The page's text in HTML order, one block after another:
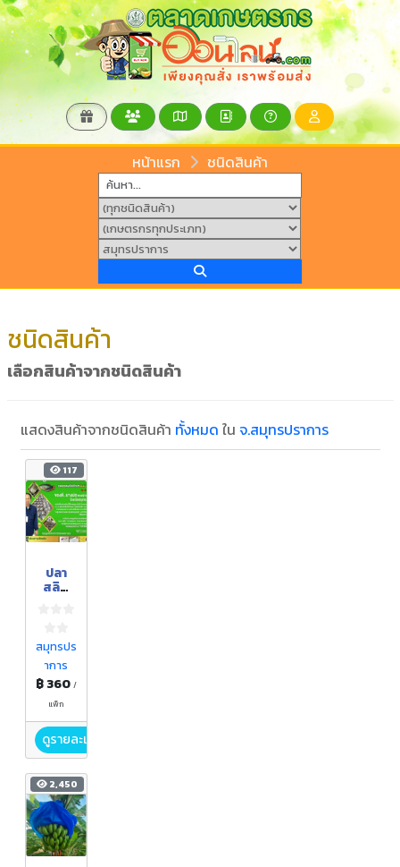
หน้าแรก ชนิดสินค้า
ชนิดสินค้า
เลือกสินค้าจากชนิดสินค้า
แสดงสินค้าจากชนิดสินค้า ทั้งหมด ใน จ.สมุทรปราการ
117
ปลา
สลิด
สมุทรปร
าการ
฿ 360 /
แพ็ก
ดูรายละเอียด
2,450